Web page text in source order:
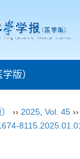
版）
›› 2025 Vol. 45 ››